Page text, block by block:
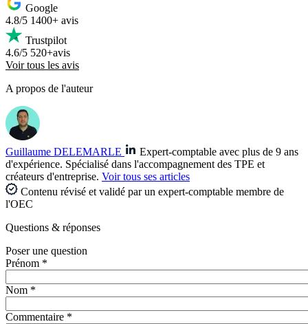
Google
4.8/5 1400+ avis
Trustpilot
4.6/5 520+avis
Voir tous les avis
A propos de l'auteur
Guillaume DELEMARLE
Expert-comptable avec plus de 9 ans
d'expérience. Spécialisé dans l'accompagnement des TPE et
créateurs d'entreprise. Voir tous ses articles
Contenu révisé et validé par un expert-comptable membre de
l'OEC
Questions & réponses
Poser une question
Prénom *
Nom *
Commentaire *